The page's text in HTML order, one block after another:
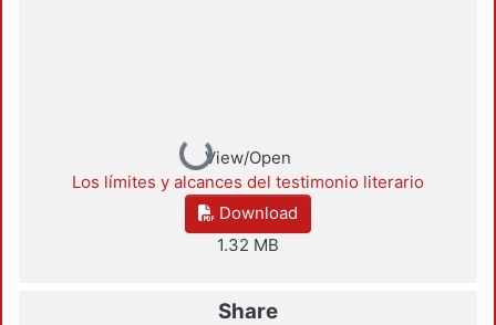
Loading...
View/Open
Los límites y alcances del testimonio literario
Download
1.32 MB
Share